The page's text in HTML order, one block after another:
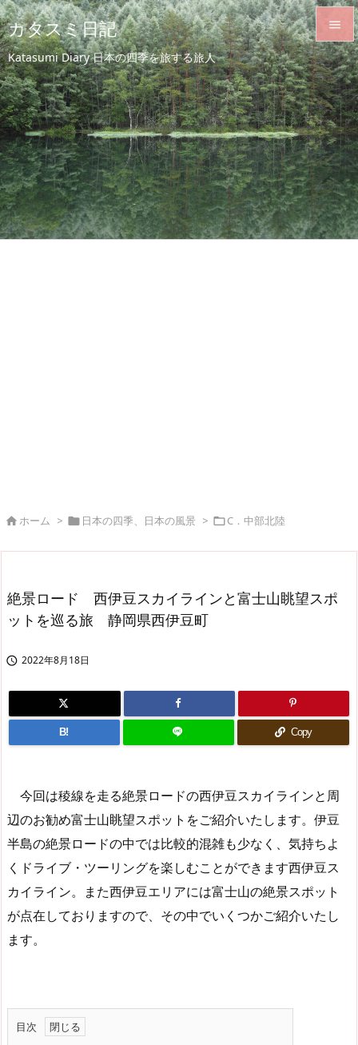
カタスミ日記
Katasumi Diary 日本の四季を旅する旅人


メニュ

サイド

前へ

次へ

検索
ホーム >  日本の四季、日本の風景 > C．中部北陸
絶景ロード 西伊豆スカイラインと富士山眺望スポ
ットを巡る旅 静岡県西伊豆町
 2022年8月18日
B! Copy
今回は稜線を走る絶景ロードの西伊豆スカイラインと周
辺のお勧め富士山眺望スポットをご紹介いたします。伊豆
半島の絶景ロードの中では比較的混雑も少なく、気持ちよ
くドライブ・ツーリングを楽しむことができます西伊豆ス
カイライン。また西伊豆エリアには富士山の絶景スポット
が点在しておりますので、その中でいくつかご紹介いたし
ます。
目次